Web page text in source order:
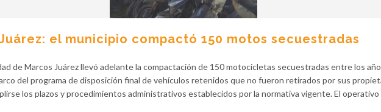
el municipio compactó 150 motos secuestradas
de Marcos Juárez llevó adelante la compactación de 150 motocicletas secuestradas entre los
del programa de disposición final de vehículos retenidos que no fueron retirados por sus
los plazos y procedimientos administrativos establecidos por la normativa vigente. El operativo